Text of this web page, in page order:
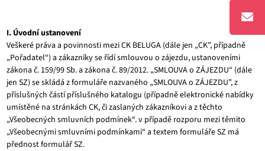
I. Úvodní ustanovení
Veškeré práva a povinnosti mezi CK BELUGA (dále jen „CK”, případně
„Pořadatel“) a zákazníky se řídí smlouvou o zájezdu, ustanoveními
zákona č. 159/99 Sb. a zákona č. 89/2012. „SMLOUVA o ZÁJEZDU“ (dále
jen SZ) se skládá z formuláře nazvaného „SMLOUVA o ZÁJEZDU”, z
příslušných částí příslušného katalogu (případně elektronické nabídky
umístěné na stránkách CK, či zaslaných zákazníkovi a z těchto
„Všeobecných smluvních podmínek“. v případě rozporu mezi těmito
„Všeobecnými smluvními podmínkami“ a textem formuláře SZ má
přednost formulář SZ.